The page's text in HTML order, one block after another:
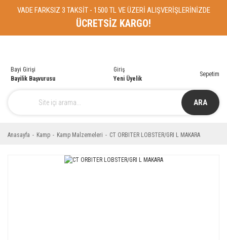
VADE FARKSIZ 3 TAKSİT - 1500 TL VE ÜZERİ ALIŞVERİŞLERİNİZDE
ÜCRETSİZ KARGO!
ARA
Bayi Girişi
Bayilik Başvurusu
Giriş
Yeni Üyelik
Sepetim
Anasayfa Kamp Kamp Malzemeleri CT ORBITER LOBSTER/GRI L MAKARA